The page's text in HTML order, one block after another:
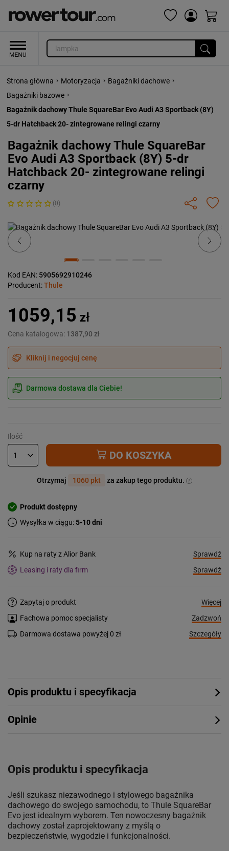
Strona główna › Motoryzacja › Bagażniki dachowe ›
Bagażniki bazowe ›
Bagażnik dachowy Thule SquareBar Evo Audi A3 Sportback (8Y)
5-dr Hatchback 20- zintegrowane relingi czarny
Bagażnik dachowy Thule SquareBar
Evo Audi A3 Sportback (8Y) 5-dr
Hatchback 20- zintegrowane relingi
czarny
(0)
Previous Next
Kod EAN: 5905692910246
Producent:Thule
1059,15 zł
Cena katalogowa: 1387,90 zł
Kliknij i negocjuj cenę
Darmowa dostawa dla Ciebie!
Ilość
DO KOSZYKA
Otrzymaj 1060 pkt za zakup tego produktu.
Produkt dostępny
Wysyłka w ciągu:5-10 dni
Kup na raty z Alior Bank
Sprawdź
Leasing i raty dla firm
Sprawdź
Zapytaj o produkt
Więcej
Fachowa pomoc specjalisty
Zadzwoń
Darmowa dostawa powyżej 0 zł
Szczegóły
Opis produktu i specyfikacja
Opinie
Opis produktu i specyfikacja
Jeśli szukasz niezawodnego i stylowego bagażnika
dachowego do swojego samochodu, to Thule SquareBar
Evo jest idealnym wyborem. Ten nowoczesny bagażnik
dachowy został zaprojektowany z myślą o
bezpieczeństwie, wygodzie i funkcjonalności.